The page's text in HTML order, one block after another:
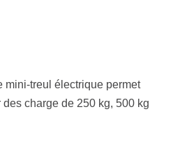
mini-treul électrique permet
charge de 250 kg, 500 kg